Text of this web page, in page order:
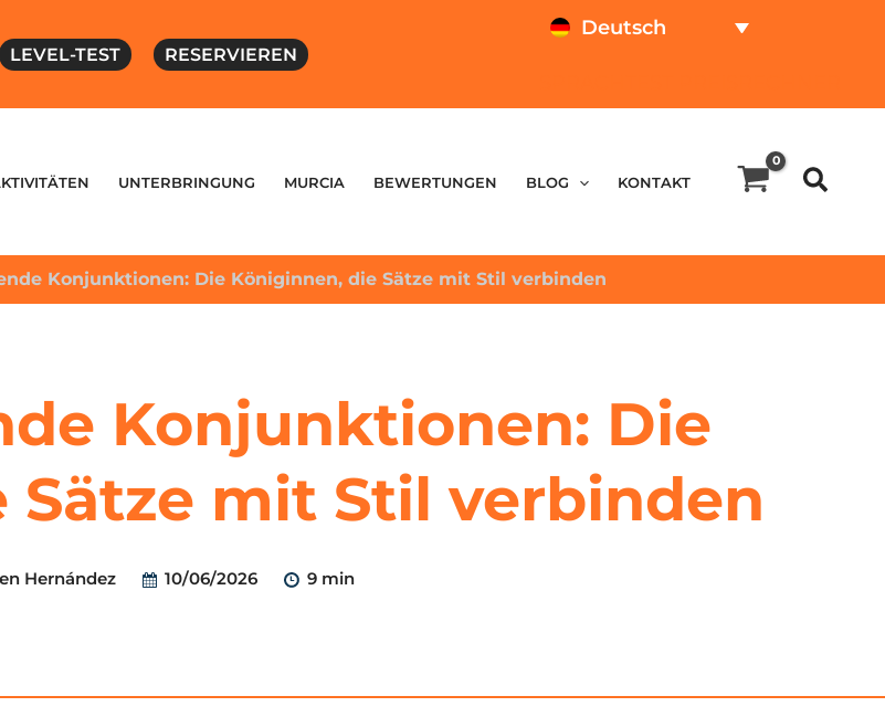
LEVEL-TEST RESERVIEREN
Deutsch
UNTERBRINGUNG MURCIA BEWERTUNGEN BLOG KONTAKT
Konjunktionen: Die Königinnen, die Sätze mit Stil verbinden
Konjunktionen: Die
Sätze mit Stil verbinden
Hernández 10/06/2026 9 min